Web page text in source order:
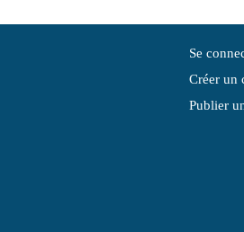
Se
Créer un
Publier